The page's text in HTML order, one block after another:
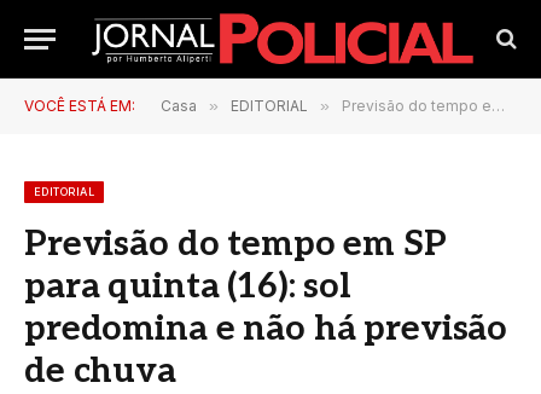
VOCÊ ESTÁ EM: Casa » EDITORIAL » Previsão do tempo em SP para quinta (16): sol predomina e não há previsão de chuva
EDITORIAL
Previsão do tempo em SP
para quinta (16): sol
predomina e não há previsão
de chuva